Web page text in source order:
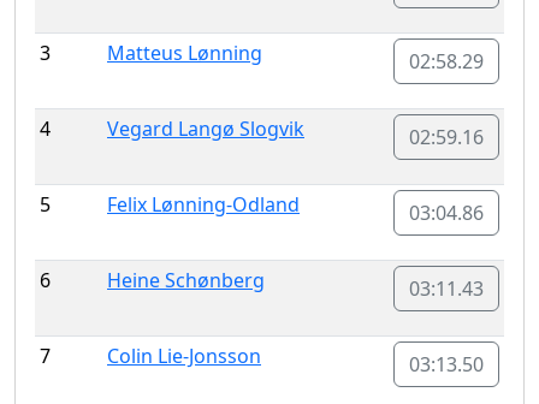
3 Matteus Lønning 02:58.29
4 Vegard Langø Slogvik 02:59.16
5 Felix Lønning-Odland 03:04.86
6 Heine Schønberg 03:11.43
7 Colin Lie-Jonsson 03:13.50